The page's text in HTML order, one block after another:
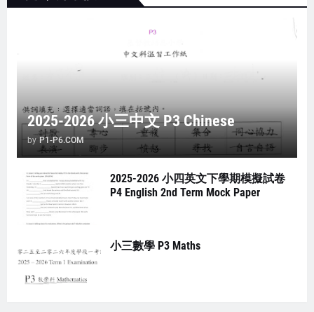
2025-2026 小三中文 P3 Chinese
by P1-P6.COM
2025-2026 小四英文下學期模擬試卷
P4 English 2nd Term Mock Paper
小三數學 P3 Maths